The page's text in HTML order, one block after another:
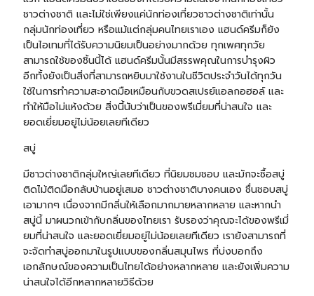
ชาวต่างชาติ และไม่ใช่เพียงแค่นักท่องเที่ยวชาวต่างชาติเท่านั้น
กลุ่มนักท่องเที่ยว หรือแม้แต่กลุ่มคนไทยเราเอง แฮนด์ครีมก็ยัง
เป็นไอเทมที่ได้รับความนิยมเป็นอย่างมากด้วย ทุกเพศทุกวัย
สามารถใช้ของชิ้นนี้ได้ แฮนด์ครีมนั้นมีสรรพคุณในการบำรุงผิว
อีกทั้งยังเป็นสิ่งที่สามารถหยิบมาใช้งานในชีวิตประจำวันได้ทุกวัน
ใช้ในการทำความสะอาดมือเหมือนกับขวดสเปรย์แอลกอฮอล์ และ
ทำให้มือไม่แห้งด้วย สิ่งนี้นับว่าเป็นของพรีเมี่ยมที่น่าสนใจ และ
ยอดเยี่ยมอยู่ไม่น้อยเลยทีเดียว
สบู่
มีชาวต่างชาติกลุ่มใหญ่เลยทีเดียว ที่นิยมชมชอบ และมักจะซื้อสบู่
ติดไม้ติดมือกลับบ้านอยู่เสมอ ชาวต่างชาติบางคนเอง ชื่นชอบสบู่
เอามากๆ เนื่องจากมีกลิ่นให้เลือกมากมายหลากหลาย และหากนำ
สบู่นี้ มาผนวกเข้ากับกลิ่นของไทยเรา รับรองว่าคุณจะได้ของพรีเมี่
ยมที่น่าสนใจ และยอดเยี่ยมอยู่ไม่น้อยเลยทีเดียว เรายังสามารถที่
จะจัดทำสบู่ออกมาในรูปแบบของกลิ่นสมุนไพร ที่บ่งบอกถึง
เอกลักษณ์ของความเป็นไทยได้อย่างหลากหลาย และยังเพิ่มความ
น่าสนใจได้อีกหลากหลายวิธีด้วย